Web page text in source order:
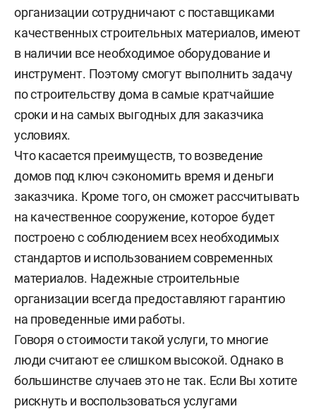
организации сотрудничают с поставщиками
качественных строительных материалов, имеют
в наличии все необходимое оборудование и
инструмент. Поэтому смогут выполнить задачу
по строительству дома в самые кратчайшие
сроки и на самых выгодных для заказчика
условиях.
Что касается преимуществ, то возведение
домов под ключ сэкономить время и деньги
заказчика. Кроме того, он сможет рассчитывать
на качественное сооружение, которое будет
построено с соблюдением всех необходимых
стандартов и использованием современных
материалов. Надежные строительные
организации всегда предоставляют гарантию
на проведенные ими работы.
Говоря о стоимости такой услуги, то многие
люди считают ее слишком высокой. Однако в
большинстве случаев это не так. Если Вы хотите
рискнуть и воспользоваться услугами